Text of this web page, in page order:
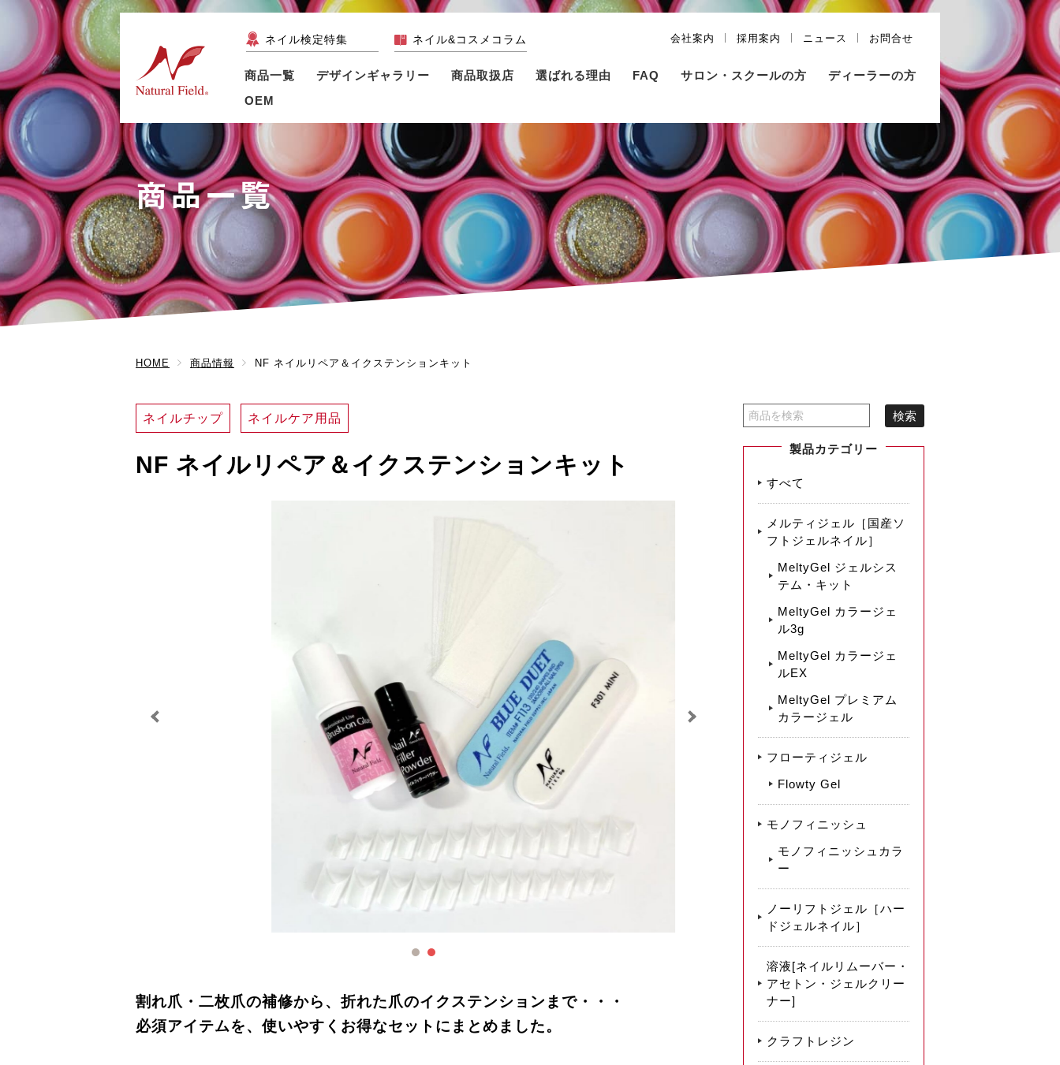
ネイル検定特集 ネイル&コスメコラム 会社案内 採用案内 ニュース お問合せ
商品一覧 デザインギャラリー 商品取扱店 選ばれる理由 FAQ サロン・スクールの方
ディーラーの方
OEM
商品一覧
HOME 商品情報 NF ネイルリペア＆イクステンションキット
ネイルチップ ネイルケア用品
NF ネイルリペア＆イクステンションキット
割れ爪・二枚爪の補修から、折れた爪のイクステンションまで・・・
必須アイテムを、使いやすくお得なセットにまとめました。
製品カテゴリー
すべて
メルティジェル［国産ソ
フトジェルネイル］
MeltyGel ジェルシス
テム・キット
MeltyGel カラージェ
ル3g
MeltyGel カラージェ
ルEX
MeltyGel プレミアム
カラージェル
フローティジェル
Flowty Gel
モノフィニッシュ
モノフィニッシュカラ
ー
ノーリフトジェル［ハー
ドジェルネイル］
溶液[ネイルリムーバー・
アセトン・ジェルクリー
ナー]
クラフトレジン